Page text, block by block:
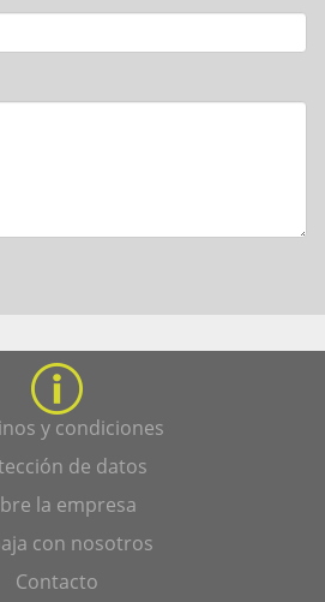
y condiciones
de datos
la empresa
con nosotros
Contacto